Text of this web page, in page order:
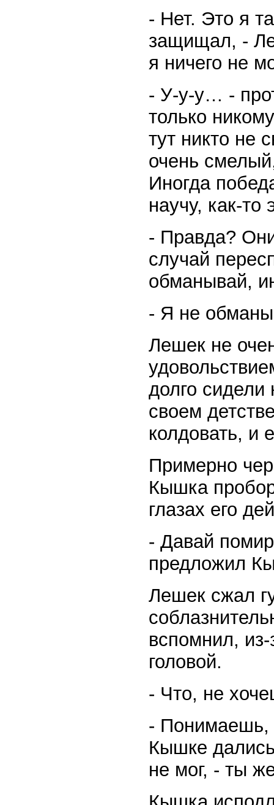
- Нет. Это я
защищал, -
я ничего не
- У-у-у… -
только
тут никто не
очень
Иногда
научу, как-
- Правда?
случай
обманывай,
- Я не
Лешек не
долго сидели
своем
колдовать, и
Примерно
Кышка
глазах его
- Давай
предложил
Лешек сжал
вспомнил,
головой.
- Что, не
- Понимаешь,
Кышке
не мог, - ты